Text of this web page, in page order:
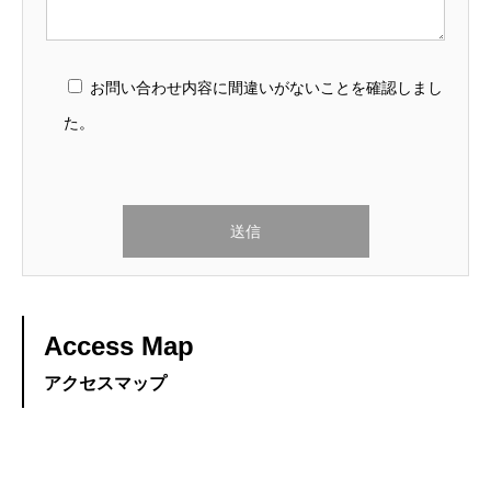
お問い合わせ内容に間違いがないことを確認しまし
た。
Access Map
アクセスマップ